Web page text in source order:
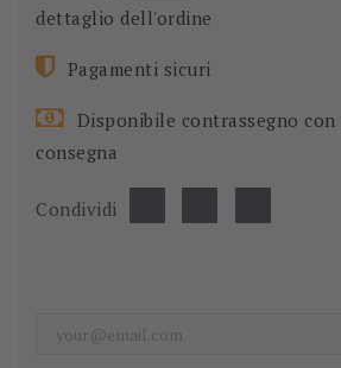
dettaglio dell'ordine
Pagamenti sicuri
Disponibile contrassegno
consegna
Condividi